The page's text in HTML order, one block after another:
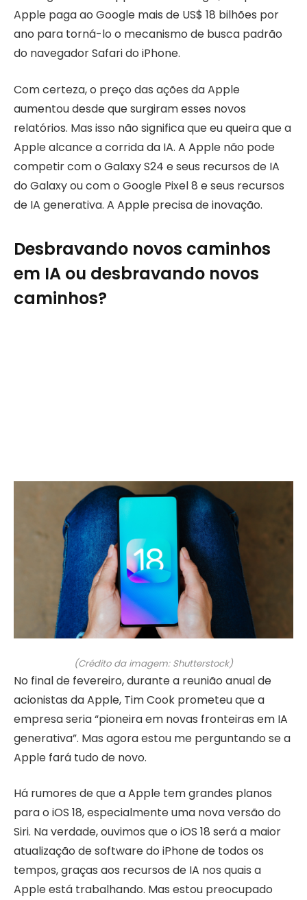
Apple paga ao Google mais de US$ 18 bilhões por
ano para torná-lo o mecanismo de busca padrão
do navegador Safari do iPhone.
Com certeza, o preço das ações da Apple
aumentou desde que surgiram esses novos
relatórios. Mas isso não significa que eu queira que a
Apple alcance a corrida da IA. A Apple não pode
competir com o Galaxy S24 e seus recursos de IA
do Galaxy ou com o Google Pixel 8 e seus recursos
de IA generativa. A Apple precisa de inovação.
Desbravando novos caminhos
em IA ou desbravando novos
caminhos?
(Crédito da imagem: Shutterstock)
No final de fevereiro, durante a reunião anual de
acionistas da Apple, Tim Cook prometeu que a
empresa seria “pioneira em novas fronteiras em IA
generativa”. Mas agora estou me perguntando se a
Apple fará tudo de novo.
Há rumores de que a Apple tem grandes planos
para o iOS 18, especialmente uma nova versão do
Siri. Na verdade, ouvimos que o iOS 18 será a maior
atualização de software do iPhone de todos os
tempos, graças aos recursos de IA nos quais a
Apple está trabalhando. Mas estou preocupado